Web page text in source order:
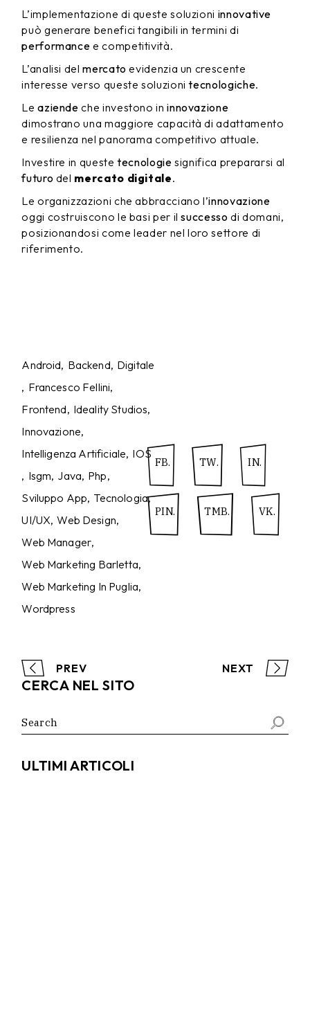
L’implementazione di queste soluzioni innovative
può generare benefici tangibili in termini di
performance e competitività.
L’analisi delmercato evidenzia un crescente
interesse verso queste soluzionitecnologiche.
Leaziende che investono ininnovazione
dimostrano una maggiore capacità di adattamento
e resilienza nel panorama competitivo attuale.
Investire in questetecnologie significa prepararsi al
futuro del mercato digitale.
Le organizzazioni che abbracciano l’innovazione
oggi costruiscono le basi per ilsuccesso di domani,
posizionandosi come leader nel loro settore di
riferimento.
Android Backend Digitale
Francesco Fellini
Frontend Ideality Studios
Innovazione
Intelligenza Artificiale IOS
Isgm Java Php
Sviluppo App Tecnologia
UI/UX Web Design
Web Manager
Web Marketing Barletta
Web Marketing In Puglia
Wordpress
FB. TW. IN.
PIN. TMB. VK.
PREV NEXT
CERCA NEL SITO
Search
for:
ULTIMI ARTICOLI